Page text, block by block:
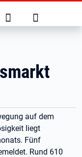
Suche Anmelden
auf dem
liegt
Fünf
Rund 610